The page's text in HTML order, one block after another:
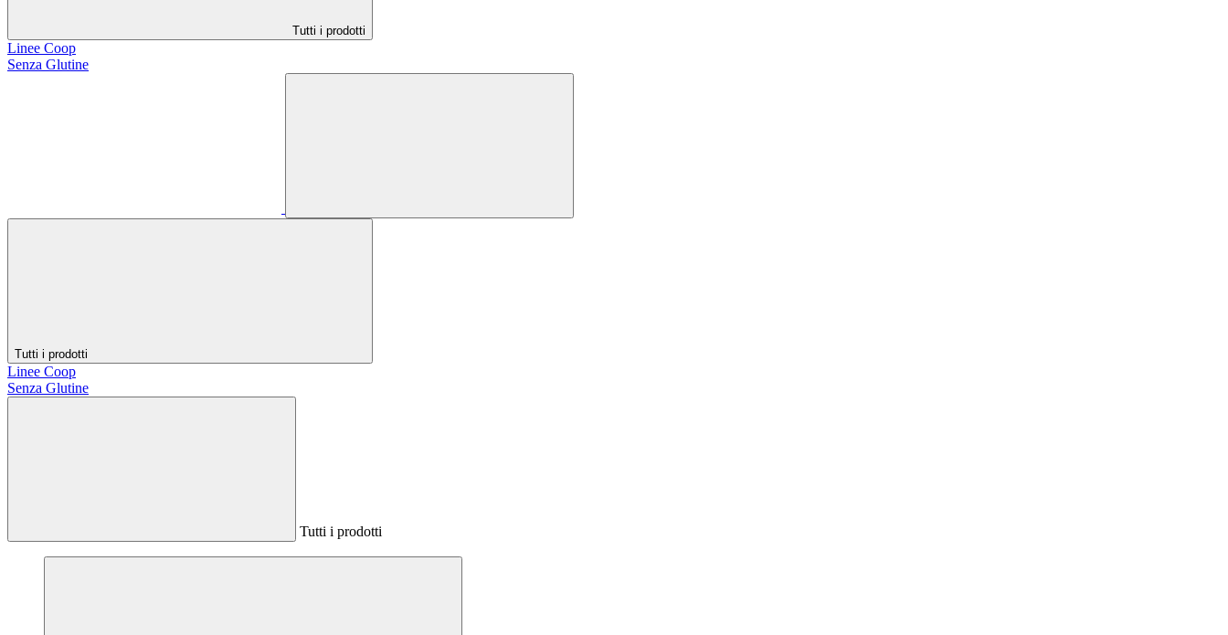
Tutti i prodotti
Linee Coop
Senza Glutine
Tutti i prodotti
Linee Coop
Senza Glutine
Tutti i prodotti